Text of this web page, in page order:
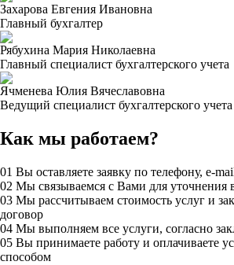
Захарова Евгения Ивановна
Главный бухгалтер
Рябухина Мария Николаевна
Главный специалист бухгалтерского учета
Ячменева Юлия Вячеславовна
Ведущий специалист бухгалтерского учета
Как мы работаем?
01 Вы оставляете заявку по телефону, e-
02 Мы связываемся с Вами для уточнения
03 Мы рассчитываем стоимость услуг и
договор
04 Мы выполняем все услуги, согласно
05 Вы принимаете работу и оплачиваете
способом